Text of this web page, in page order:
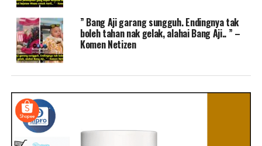
” Bang Aji garang sungguh. Endingnya tak
boleh tahan nak gelak, alahai Bang Aji.. ” –
Komen Netizen